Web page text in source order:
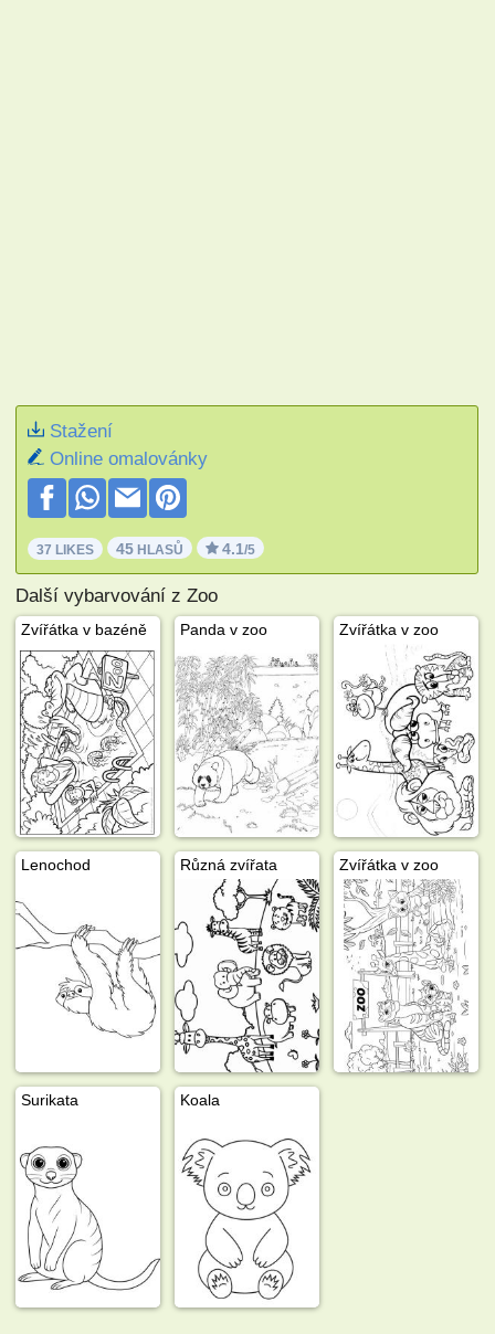
Stažení
Online omalovánky
37 LIKES 45 HLASŮ 4.1/5
Další vybarvování z Zoo
Zvířátka v bazéně Panda v zoo Zvířátka v zoo
Lenochod Různá zvířata Zvířátka v zoo
Surikata Koala